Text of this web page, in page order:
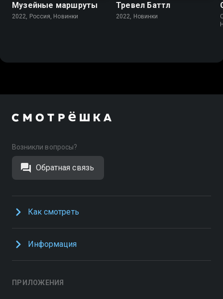
Музейные маршруты
2022, Россия, Новинки
Тревел Баттл
2022, Новинки
Возникли вопросы?
Обратная связь
Как смотреть
Информация
ПРИЛОЖЕНИЯ